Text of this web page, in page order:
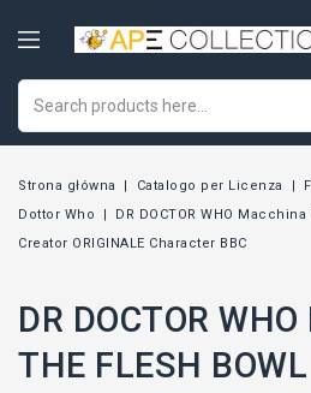
Strona główna Catalogo per Licenza
Dottor Who
DR DOCTOR WHO Macchina
Creator ORIGINALE Character BBC
DR DOCTOR
THE FLESH